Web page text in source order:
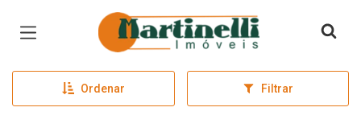
Página inicial
Ordenar Filtrar